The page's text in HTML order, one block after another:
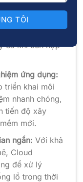
thời gian gián
giảm đáng kể
cả khi tích hợp
ứng dụng:
triển khai môi
nhanh chóng,
tiến độ xây
mới.
ngắn: Với khả
Cloud
để xử lý
lồ trong thời